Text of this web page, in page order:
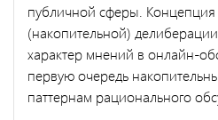
публичной сферы. Концепция
(накопительной)
характер мнений в онлайн-
первую очередь
паттернам рационального